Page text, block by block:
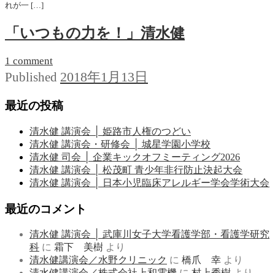
れが一 […]
「いつもの力を！」清水健
1 comment
Published 2018年1月13日
最近の投稿
清水健 講演会 │ 姫路市人権のつどい
清水健 講演会・研修会 │ 城星学園小学校
清水健 司会 │ 企業キックオフミーティング2026
清水健 講演会 │ 松茂町 青少年非行防止決起大会
清水健 講演会 │ 日本小児臨床アレルギー学会学術大会
最近のコメント
清水健 講演会 │ 武庫川女子大学看護学部・看護学研究
科 に 霜下 美樹 より
清水健講演会／水野クリニック に 橋爪 幸 より